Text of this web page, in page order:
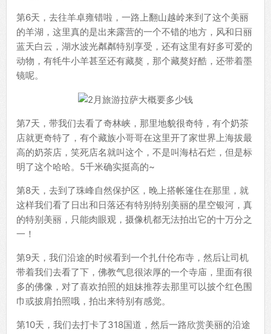
第6天，去往羊卓雍错啦，一路上翻山越岭来到了这个美丽
的羊湖，这里真的是出来露营的一个不错的地方，风和日丽
蓝天白云，湖水波光粼粼特别享受，还有这里有好多可爱的
动物，有牦牛小羊甚至还有藏獒，那个藏獒好酷，还带着墨
镜呢。
第7天，带我们去看了奇林峡，那里地貌很奇特，有个奶茶
店就更奇特了，有个藏族小哥哥在这里开了家世界上海拔最
高的奶茶店，笑死店名就叫这个，不是叫海枯石烂，但是标
明了这个哈哈。5千米确实挺高的~
第8天，去到了珠峰自然保护区，晚上搭帐篷住在那里，就
这样我们看了日出和日落还有特别特别美丽的星空银河，真
的特别美丽，只能肉眼观，摄像机都无法拍出它的十万分之
一！
第9天，我们沿途的时候看到一个扎什伦布寺，然后让司机
带着我们去看了下，佛教气息很浓厚的一个寺庙，里面有很
多的佛像，对了喜欢拍照的姐妹推荐去那里可以披个红色围
巾或披肩拍照哦，拍出来特别有感觉。
第10天，我们去打卡了318国道，然后一路欣赏美丽的沿途